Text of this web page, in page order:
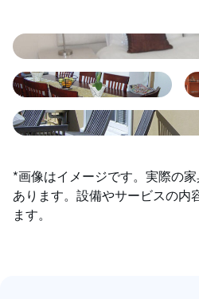
*画像はイメージです。実際の
あります。設備やサービスの内
ます。